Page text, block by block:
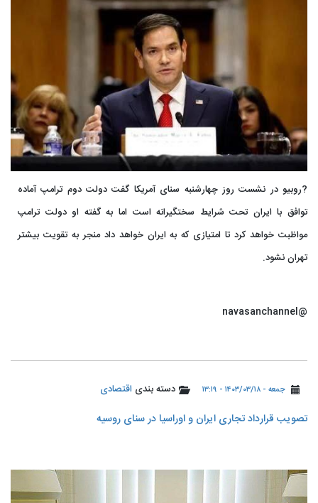
?روبیو در نشست روز چهارشنبه سنای آمریکا گفت دولت دوم ترامپ آماده
توافق با ایران تحت شرایط سختگیرانه است اما به گفته او دولت ترامپ
مواظبت خواهد کرد تا امتیازی که به ایران خواهد داد منجر به تقویت بیشتر
تهران نشود.
@navasanchannel
جمعه - ۱۴۰۳/۰۳/۱۸ - ۱۳:۱۹ دسته بندی اقتصادی
تصویب قرارداد تجاری ایران و اوراسیا در سنای روسیه